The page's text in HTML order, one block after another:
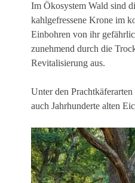
Im Ökosystem Wald sind
kahlgefressene Krone im
Einbohren von ihr
zunehmend durch die
Revitalisierung aus.
Unter den
auch Jahrhunderte alten